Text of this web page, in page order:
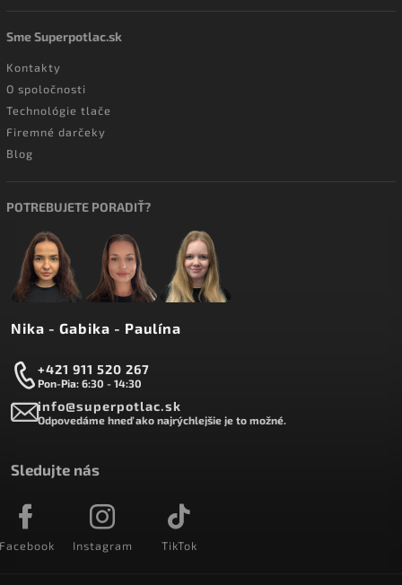
Sme Superpotlac.sk
Kontakty
O spoločnosti
Technológie tlače
Firemné darčeky
Blog
POTREBUJETE PORADIŤ?
Nika - Gabika - Paulína
+421 911 520 267
Pon-Pia: 6:30 - 14:30
info@superpotlac.sk
Odpovedáme hneď ako najrýchlejšie je to možné.
Sledujte nás
Instagram TikTok